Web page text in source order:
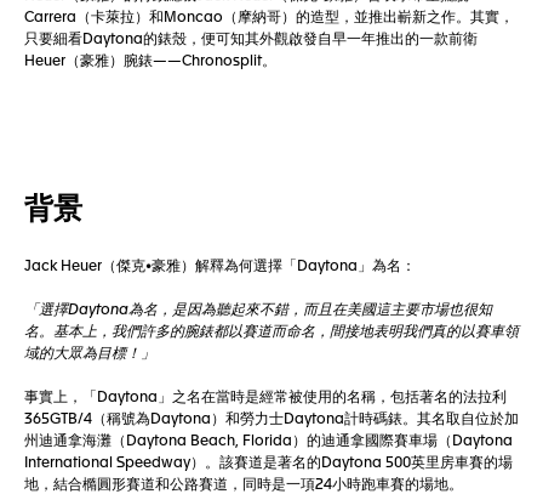
Carrera（卡萊拉）和Moncao（摩納哥）的造型，並推出嶄新之作。其實，
只要細看Daytona的錶殼，便可知其外觀啟發自早一年推出的一款前衛
Heuer（豪雅）腕錶——Chronosplit。
背景
Jack Heuer（傑克•豪雅）解釋為何選擇「Daytona」為名：
「選擇Daytona為名，是因為聽起來不錯，而且在美國這主要市場也很知
名。基本上，我們許多的腕錶都以賽道而命名，間接地表明我們真的以賽車領
域的大眾為目標！」
事實上，「Daytona」之名在當時是經常被使用的名稱，包括著名的法拉利
365GTB/4（稱號為Daytona）和勞力士Daytona計時碼錶。其名取自位於加
州迪通拿海灘（Daytona Beach, Florida）的迪通拿國際賽車場（Daytona
International Speedway）。該賽道是著名的Daytona 500英里房車賽的場
地，結合橢圓形賽道和公路賽道，同時是一項24小時跑車賽的場地。